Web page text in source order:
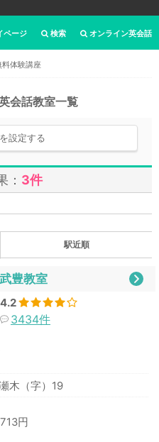
オンライン英会話
検索
ページ
料体験講座
会話教室一覧
設定する
： 3件
駅近順
豊教室
4.2
3434件
木（字）19
円